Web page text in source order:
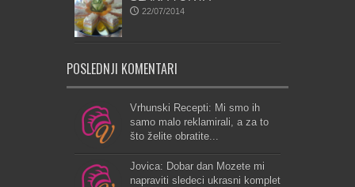
22/07/2014
POSLEDNJI KOMENTARI
Vrhunski Recepti: Mi smo ih
samo malo reklamirali, a za to
što želite obratite...
Jovica: Dobar dan Mozete mi
napraviti sledeci ukrasni komplet